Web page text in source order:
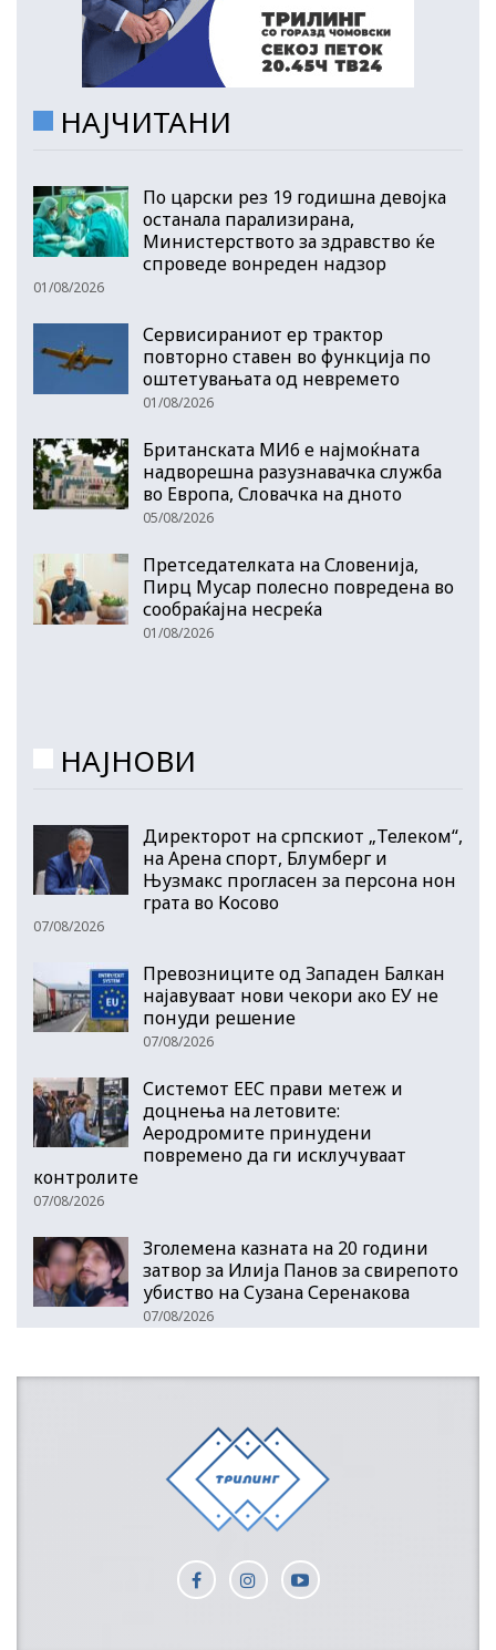
НАЈЧИТАНИ
По царски рез 19 годишна девојка
останала парализирана,
Министерството за здравство ќе
спроведе вонреден надзор
01/08/2026
Сервисираниот ер трактор
повторно ставен во функција по
оштетувањата од невремето
01/08/2026
Британската МИ6 е најмоќната
надворешна разузнавачка служба
во Европа, Словачка на дното
05/08/2026
Претседателката на Словенија,
Пирц Мусар полесно повредена во
сообраќајна несреќа
01/08/2026
НАЈНОВИ
Директорот на српскиот „Телеком“,
на Арена спорт, Блумберг и
Њузмакс прогласен за персона нон
грата во Косово
07/08/2026
Превозниците од Западен Балкан
најавуваат нови чекори ако ЕУ не
понуди решение
07/08/2026
Системот ЕЕС прави метеж и
доцнења на летовите:
Аеродромите принудени
повремено да ги исклучуваат
контролите
07/08/2026
Зголемена казната на 20 години
затвор за Илија Панов за свирепото
убиство на Сузана Серенакова
07/08/2026